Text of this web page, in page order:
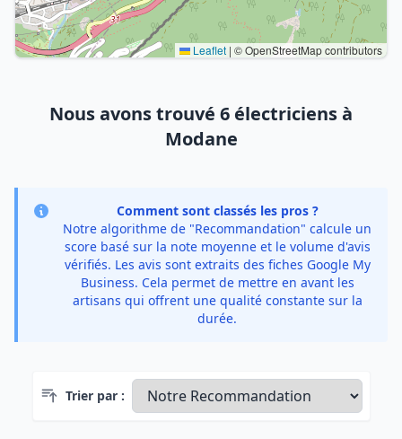
Leaflet | © OpenStreetMap contributors
Nous avons trouvé 6 électriciens à
Modane
Comment sont classés les pros ?
Notre algorithme de "Recommandation" calcule un
score basé sur la note moyenne et le volume d'avis
vérifiés. Les avis sont extraits des fiches Google My
Business. Cela permet de mettre en avant les
artisans qui offrent une qualité constante sur la
durée.
Trier par :